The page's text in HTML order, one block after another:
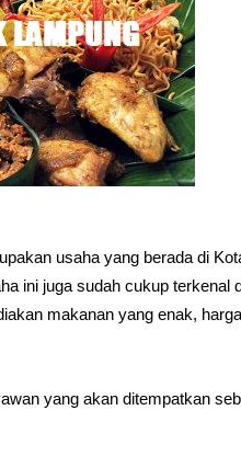
usaha yang berada di
ini juga sudah cukup terkenal
makanan yang enak, harga
yang akan ditempatkan